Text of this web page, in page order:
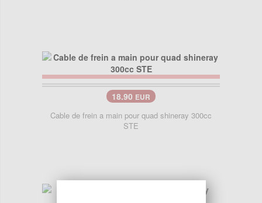
18.90 EUR
Cable de frein a main pour quad shineray 300cc
STE